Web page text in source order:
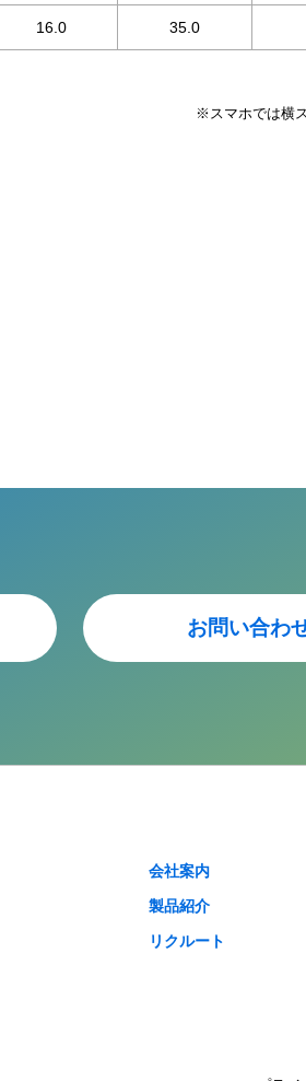
16.0 35.0
※スマホでは横
お問い合わ
会社案内
製品紹介
リクルート